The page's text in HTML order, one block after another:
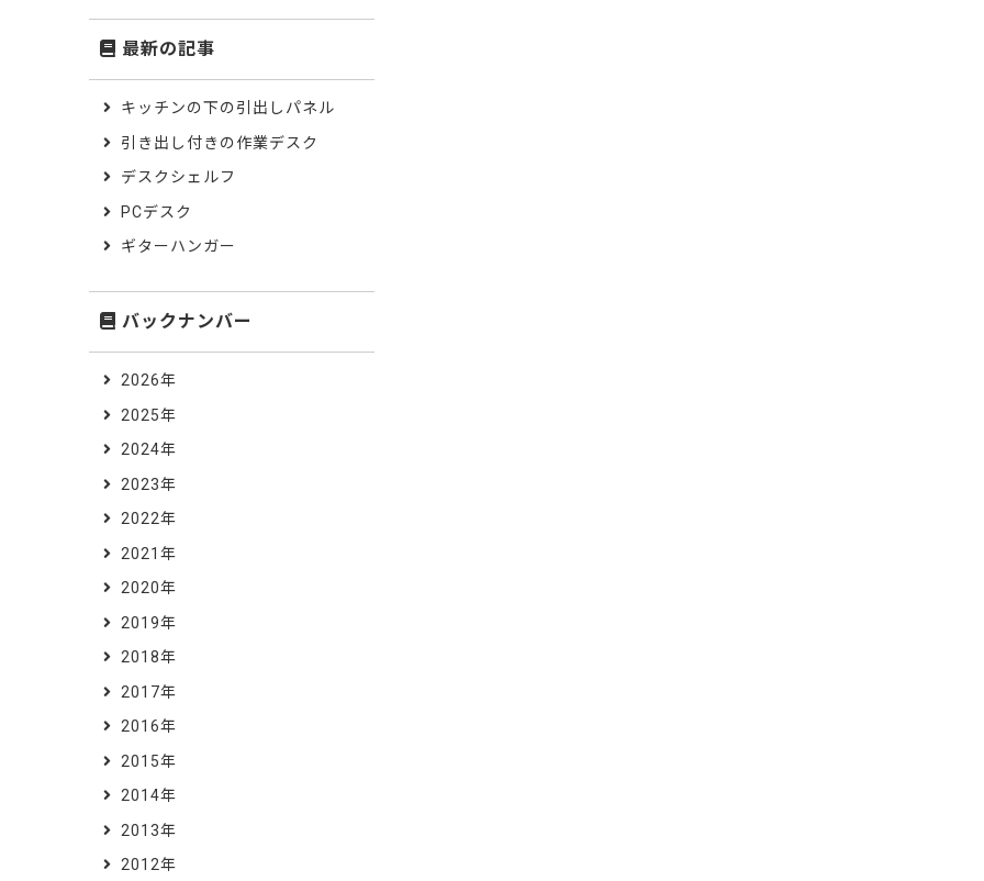
最新の記事
キッチンの下の引出しパネル
引き出し付きの作業デスク
デスクシェルフ
PCデスク
ギターハンガー
バックナンバー
2026年
2025年
2024年
2023年
2022年
2021年
2020年
2019年
2018年
2017年
2016年
2015年
2014年
2013年
2012年